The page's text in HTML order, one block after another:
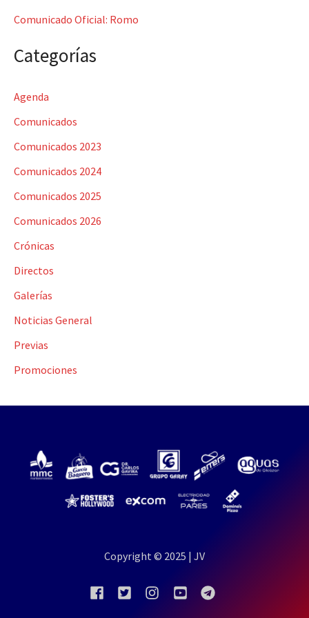
:Comunicado Oficial: Romo
Categorías
Agenda
Comunicados
Comunicados 2023
Comunicados 2024
Comunicados 2025
Comunicados 2026
Crónicas
Directos
Galerías
Noticias General
Previas
Promociones
Copyright © 2025 | JV